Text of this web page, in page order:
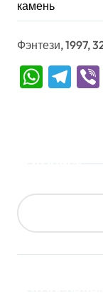
камень
Фэнтези, 1997,